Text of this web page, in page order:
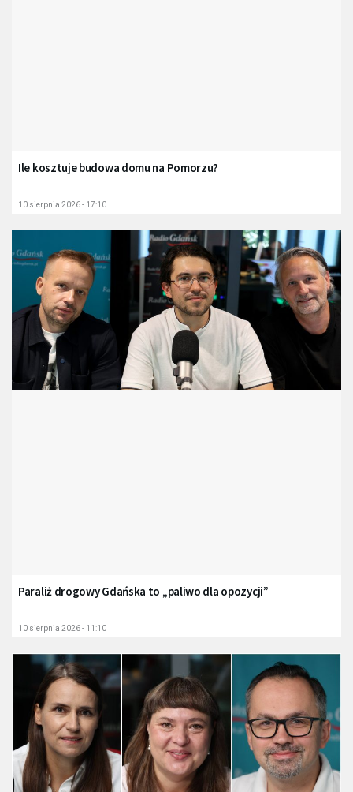
Ile kosztuje budowa domu na Pomorzu?
10 sierpnia 2026 - 17:10
Paraliż drogowy Gdańska to „paliwo dla opozycji”
10 sierpnia 2026 - 11:10